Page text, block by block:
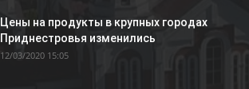
Цены на продукты в крупных городах
Приднестровья изменились
12/03/2020 15:05